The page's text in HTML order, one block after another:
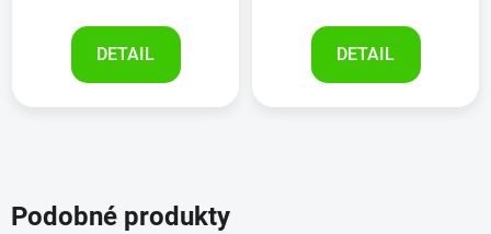
DETAIL DETAIL
Podobné produkty